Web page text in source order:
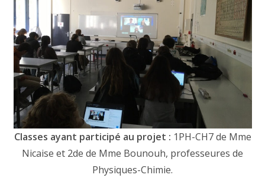
Classes ayant participé au projet : 1PH-CH7 de Mme
Nicaise et 2de de Mme Bounouh, professeures de
Physiques-Chimie.